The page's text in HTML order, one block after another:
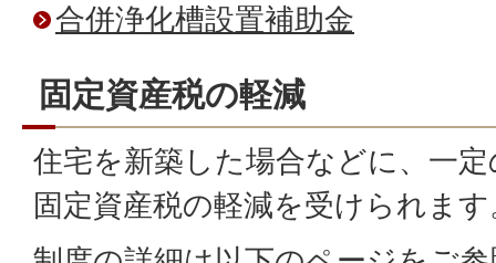
合併浄化槽設置補助金
固定資産税の軽減
住宅を新築した場合などに、一
固定資産税の軽減を受けられま